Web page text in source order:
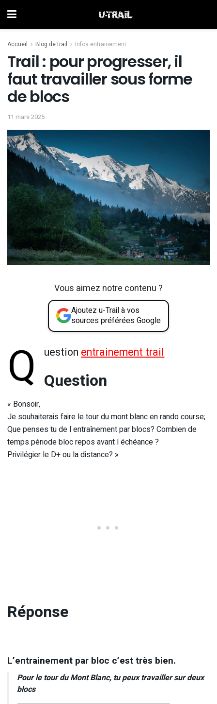
Accueil Blog de trail Infos entrainement
Trail : pour progresser, il
faut travailler sous forme
de blocs
11 mars 2025
Vous aimez notre contenu ?
Ajoutez u-Trail à vos
sources préférées Google
Q uestion entrainement trail
Question
« Bonsoir,
Je souhaiterais faire le tour du mont blanc en rando course;
Que penses tu de l entraînement par blocs? Combien de
temps période bloc repos avant l échéance ?
Privilégier le D+ ou la distance? »
Réponse
L’entrainement par bloc c’est très bien.
Pour le tour du Mont Blanc, tu peux travailler sur deux
blocs